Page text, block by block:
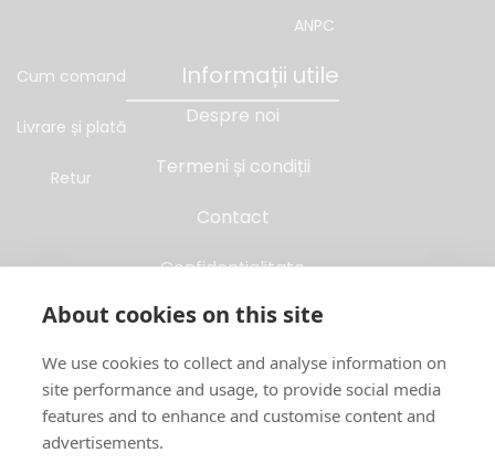
ANPC
Cum comand
Livrare și plată
Retur
Informații utile
Despre noi
Termeni și condiții
Contact
Confidențialitate
Folosim Cookies
Soluționarea litigiilor
ANPC
About cookies on this site
We use cookies to collect and analyse information on
site performance and usage, to provide social media
features and to enhance and customise content and
advertisements.